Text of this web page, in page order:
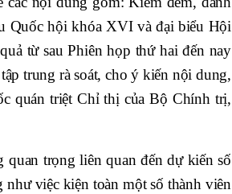
Quốc hội khóa XVI và đại biểu Hội
từ sau Phiên họp thứ hai đến nay
trung rà soát, cho ý kiến nội dung,
quán triệt Chỉ thị của Bộ Chính trị,
trọng liên quan đến dự kiến số
việc kiện toàn một số thành viên